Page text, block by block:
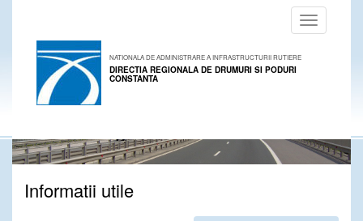
Toggle
navigation
NATIONALA DE ADMINISTRARE A INFRASTRUCTURII RUTIERE
DIRECTIA REGIONALA DE DRUMURI SI PODURI
CONSTANTA
Informatii utile